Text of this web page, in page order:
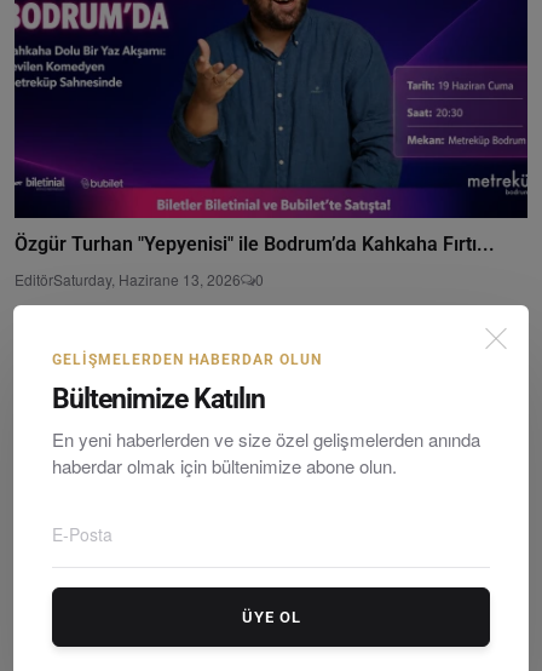
Özgür Turhan "Yepyenisi" ile Bodrum’da Kahkaha Fırtı...
EditörSaturday, Hazirane 13, 2026 0
GELIŞMELERDEN HABERDAR OLUN
Bültenimize Katılın
En yeni haberlerden ve size özel gelişmelerden anında
haberdar olmak için bültenimize abone olun.
ÜYE OL